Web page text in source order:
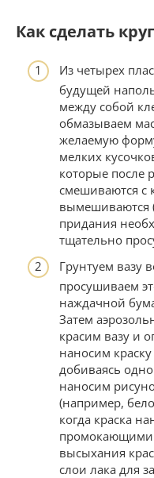
Как сделать
Из четырех
будущей
между собой
обмазываем
желаемую
мелких
которые после
смешиваются с
вымешиваются
придания
тщательно
Грунтуем вазу
просушиваем
наждачной
Затем
красим вазу и
наносим
добиваясь
наносим
(например,
когда краска
высыхания
слои лака для